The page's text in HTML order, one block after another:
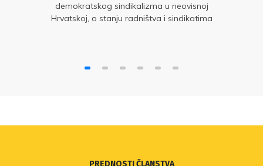
demokratskog sindikalizma u neovisnoj
Hrvatskoj, o stanju radništva i sindikatima